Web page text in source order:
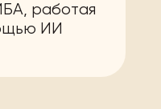
работая
ИИ